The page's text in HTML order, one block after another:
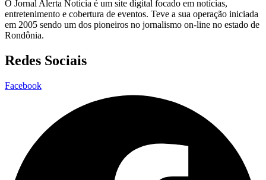
O Jornal Alerta Noticia é um site digital focado em notícias,
entretenimento e cobertura de eventos. Teve a sua operação iniciada
em 2005 sendo um dos pioneiros no jornalismo on-line no estado de
Rondônia.
Redes Sociais
Facebook